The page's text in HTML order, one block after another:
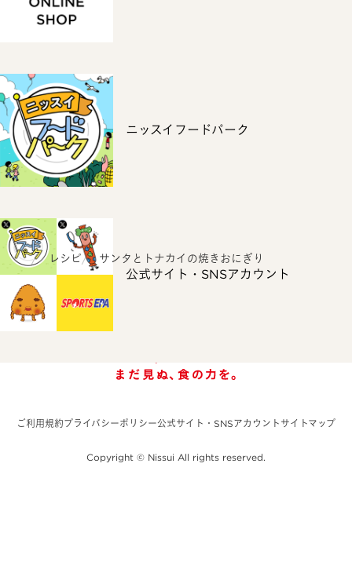
ニッスイフードパーク
公式サイト・SNSアカウント
ホーム レシピ サンタとトナカイの焼きおにぎり
ご利用規約プライバシーポリシー公式サイト・SNSアカウント サイトマップ
Copyright © Nissui All rights reserved.